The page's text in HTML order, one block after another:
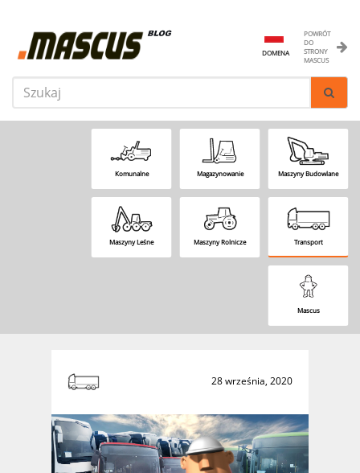
POWRÓT
DO
STRONY
MASCUS
DOMENA
Komunalne Magazynowanie Maszyny Budowlane
Maszyny Leśne Maszyny Rolnicze Transport
Mascus
28 września, 2020